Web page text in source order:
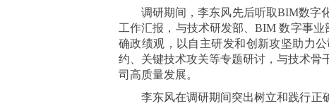
调研期间，李东风先后听取BIM数字
工作汇报，与技术研发部、BIM 数字事
确政绩观，以自主研发和创新攻坚助力
约、关键技术攻关等专题研讨，与技术骨
司高质量发展。
李东风在调研期间突出树立和践行正